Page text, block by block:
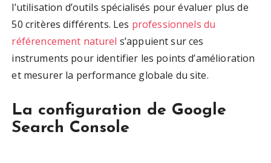
l’utilisation d’outils spécialisés pour évaluer plus de
50 critères différents. Les professionnels du
référencement naturel s’appuient sur ces
instruments pour identifier les points d’amélioration
et mesurer la performance globale du site.
La configuration de Google
Search Console